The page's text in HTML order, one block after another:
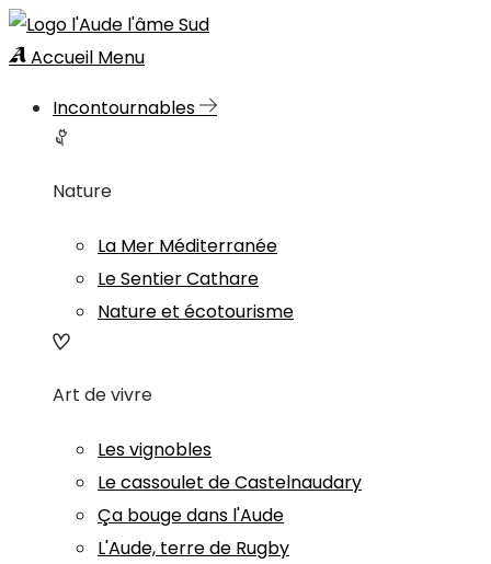
Accueil Menu
Incontournables
Nature
La Mer Méditerranée
Le Sentier Cathare
Nature et écotourisme
Art de vivre
Les vignobles
Le cassoulet de Castelnaudary
Ça bouge dans l'Aude
L'Aude, terre de Rugby